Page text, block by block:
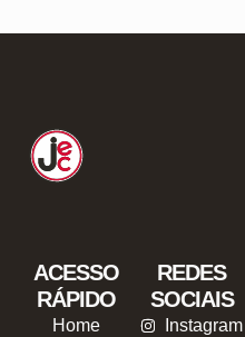
ACESSO
RÁPIDO
Home
REDES
SOCIAIS
Instagram